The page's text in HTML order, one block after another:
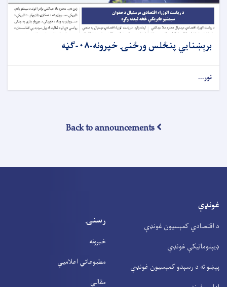
برېښنایي پنځلس ورځنۍ خپرونه-۰۸-ګڼه
نور...
Back to announcements
غونډې
د اقتصادي کمېسیون غونډې
ډیپلوماتیکې غونډې
پېښو ته د رسېدو کمېسیون غونډې
رسنۍ
خبرونه
مطبوعاتي اعلامیې
مقالې